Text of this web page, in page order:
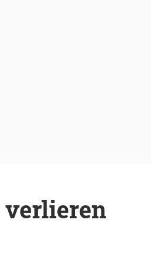
verlieren